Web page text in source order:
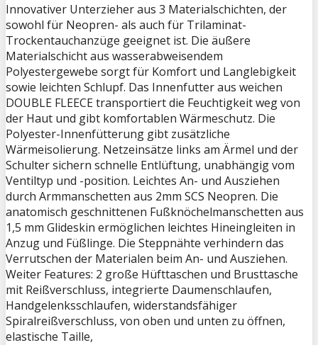
Innovativer Unterzieher aus 3 Materialschichten, der
sowohl für Neopren- als auch für Trilaminat-
Trockentauchanzüge geeignet ist. Die äußere
Materialschicht aus wasserabweisendem
Polyestergewebe sorgt für Komfort und Langlebigkeit
sowie leichten Schlupf. Das Innenfutter aus weichen
DOUBLE FLEECE transportiert die Feuchtigkeit weg von
der Haut und gibt komfortablen Wärmeschutz. Die
Polyester-Innenfütterung gibt zusätzliche
Wärmeisolierung. Netzeinsätze links am Ärmel und der
Schulter sichern schnelle Entlüftung, unabhängig vom
Ventiltyp und -position. Leichtes An- und Ausziehen
durch Armmanschetten aus 2mm SCS Neopren. Die
anatomisch geschnittenen Fußknöchelmanschetten aus
1,5 mm Glideskin ermöglichen leichtes Hineingleiten in
Anzug und Füßlinge. Die Steppnähte verhindern das
Verrutschen der Materialen beim An- und Ausziehen.
Weiter Features: 2 große Hüfttaschen und Brusttasche
mit Reißverschluss, integrierte Daumenschlaufen,
Handgelenksschlaufen, widerstandsfähiger
Spiralreißverschluss, von oben und unten zu öffnen,
elastische Taille,